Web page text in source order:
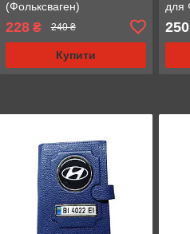
(Фольксваген)
228₴ 240 ₴
Купити
для
250